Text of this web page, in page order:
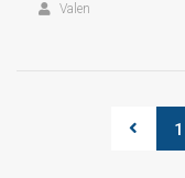
Valen
1